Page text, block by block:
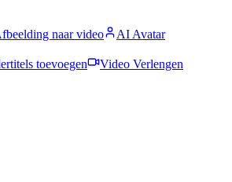
naar video
AI Avatar
toevoegen Video Verlengen